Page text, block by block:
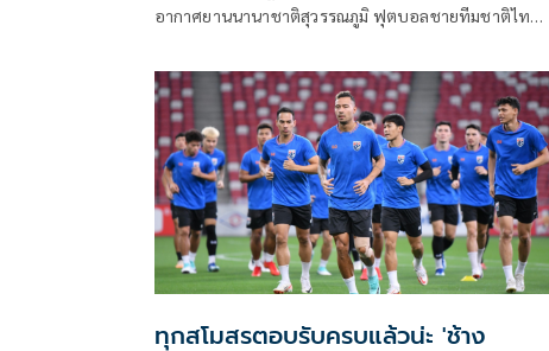
อากาศยานนานาชาติสุวรรณภูมิ ฟุตบอลชายทีมชาติไทย
กรุงจาการ์ต้า ประเทศอินโดนีเซีย เพื่อเข้าร่วมการแข่งขัน
ฟุตบอลชิงแชมป์อาเซียน รุ่นอายุไม่เกิน 23 ปี 2025
ASEAN U-23 Championship) ระหว่างวันที่ 15-29
กรกฎาคม 2568
ทุกสโมสรตอบรับครบแล้วน่ะ 'ช้าง